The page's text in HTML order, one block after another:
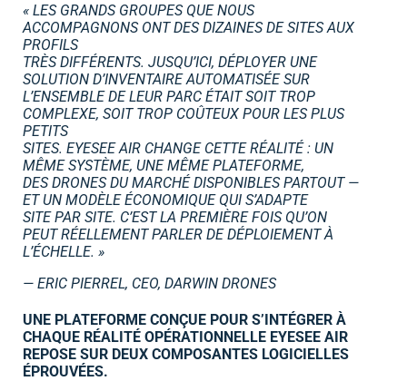
« LES GRANDS GROUPES QUE NOUS
ACCOMPAGNONS ONT DES DIZAINES DE SITES AUX
PROFILS
TRÈS DIFFÉRENTS. JUSQU’ICI, DÉPLOYER UNE
SOLUTION D’INVENTAIRE AUTOMATISÉE SUR
L’ENSEMBLE DE LEUR PARC ÉTAIT SOIT TROP
COMPLEXE, SOIT TROP COÛTEUX POUR LES PLUS
PETITS
SITES. EYESEE AIR CHANGE CETTE RÉALITÉ : UN
MÊME SYSTÈME, UNE MÊME PLATEFORME,
DES DRONES DU MARCHÉ DISPONIBLES PARTOUT —
ET UN MODÈLE ÉCONOMIQUE QUI S’ADAPTE
SITE PAR SITE. C’EST LA PREMIÈRE FOIS QU’ON
PEUT RÉELLEMENT PARLER DE DÉPLOIEMENT À
L’ÉCHELLE. »
— ERIC PIERREL, CEO, DARWIN DRONES
UNE PLATEFORME CONÇUE POUR S’INTÉGRER À
CHAQUE RÉALITÉ OPÉRATIONNELLE EYESEE AIR
REPOSE SUR DEUX COMPOSANTES LOGICIELLES
ÉPROUVÉES.